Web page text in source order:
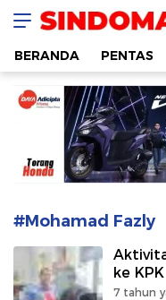
SINDOMANADO
Informatif dan
BERANDA PENTAS
#Mohamad Fazly
ke KPK
7 tahun